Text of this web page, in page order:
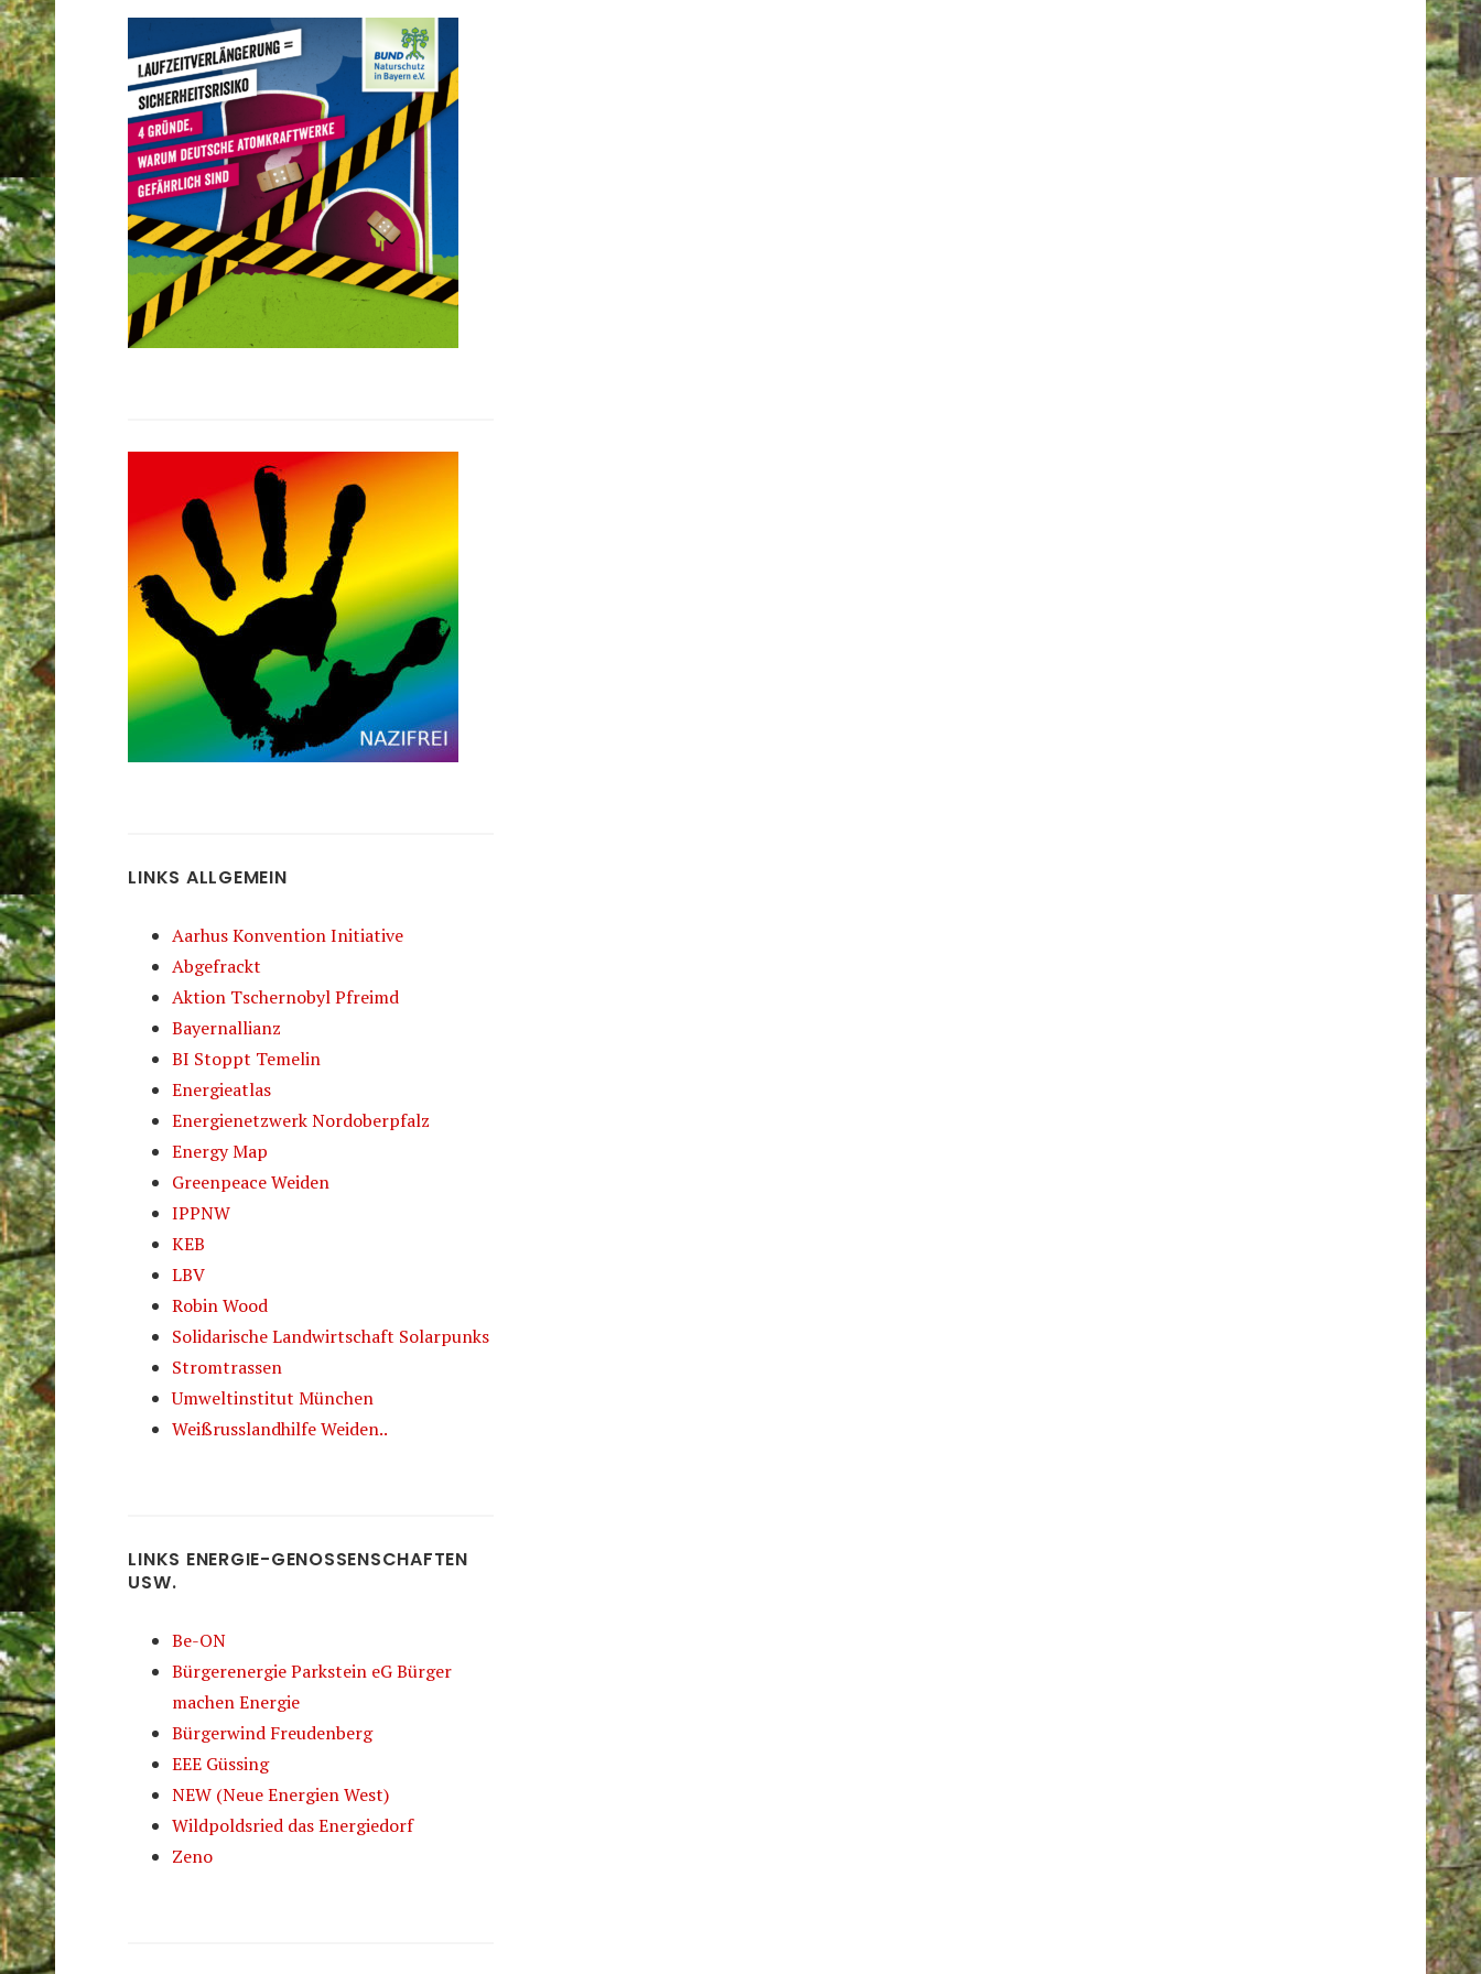
LINKS ALLGEMEIN
Aarhus Konvention Initiative
Abgefrackt
Aktion Tschernobyl Pfreimd
Bayernallianz
BI Stoppt Temelin
Energieatlas
Energienetzwerk Nordoberpfalz
Energy Map
Greenpeace Weiden
IPPNW
KEB
LBV
Robin Wood
Solidarische Landwirtschaft Solarpunks
Stromtrassen
Umweltinstitut München
Weißrusslandhilfe Weiden..
LINKS ENERGIE-GENOSSENSCHAFTEN
USW.
Be-ON
Bürgerenergie Parkstein eG Bürger
machen Energie
Bürgerwind Freudenberg
EEE Güssing
NEW (Neue Energien West)
Wildpoldsried das Energiedorf
Zeno